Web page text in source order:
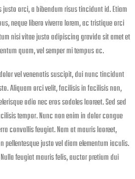
justo orci, a bibendum risus tincidunt id. Etiam
neque libero viverra lorem, ac tristique orci
nisi vitae justo adipiscing gravida sit amet et
quam, vel semper mi tempus ac.
vel venenatis suscipit, dui nunc tincidunt
Aliquam orci velit, facilisis in facilisis non,
odio nec eros sodales laoreet. Sed sed
tempor. Nunc non enim in dolor congue
convallis feugiat. Nam at mauris laoreet,
pellentesque justo vel diam elementum iaculis.
feugiat mauris felis, auctor pretium dui